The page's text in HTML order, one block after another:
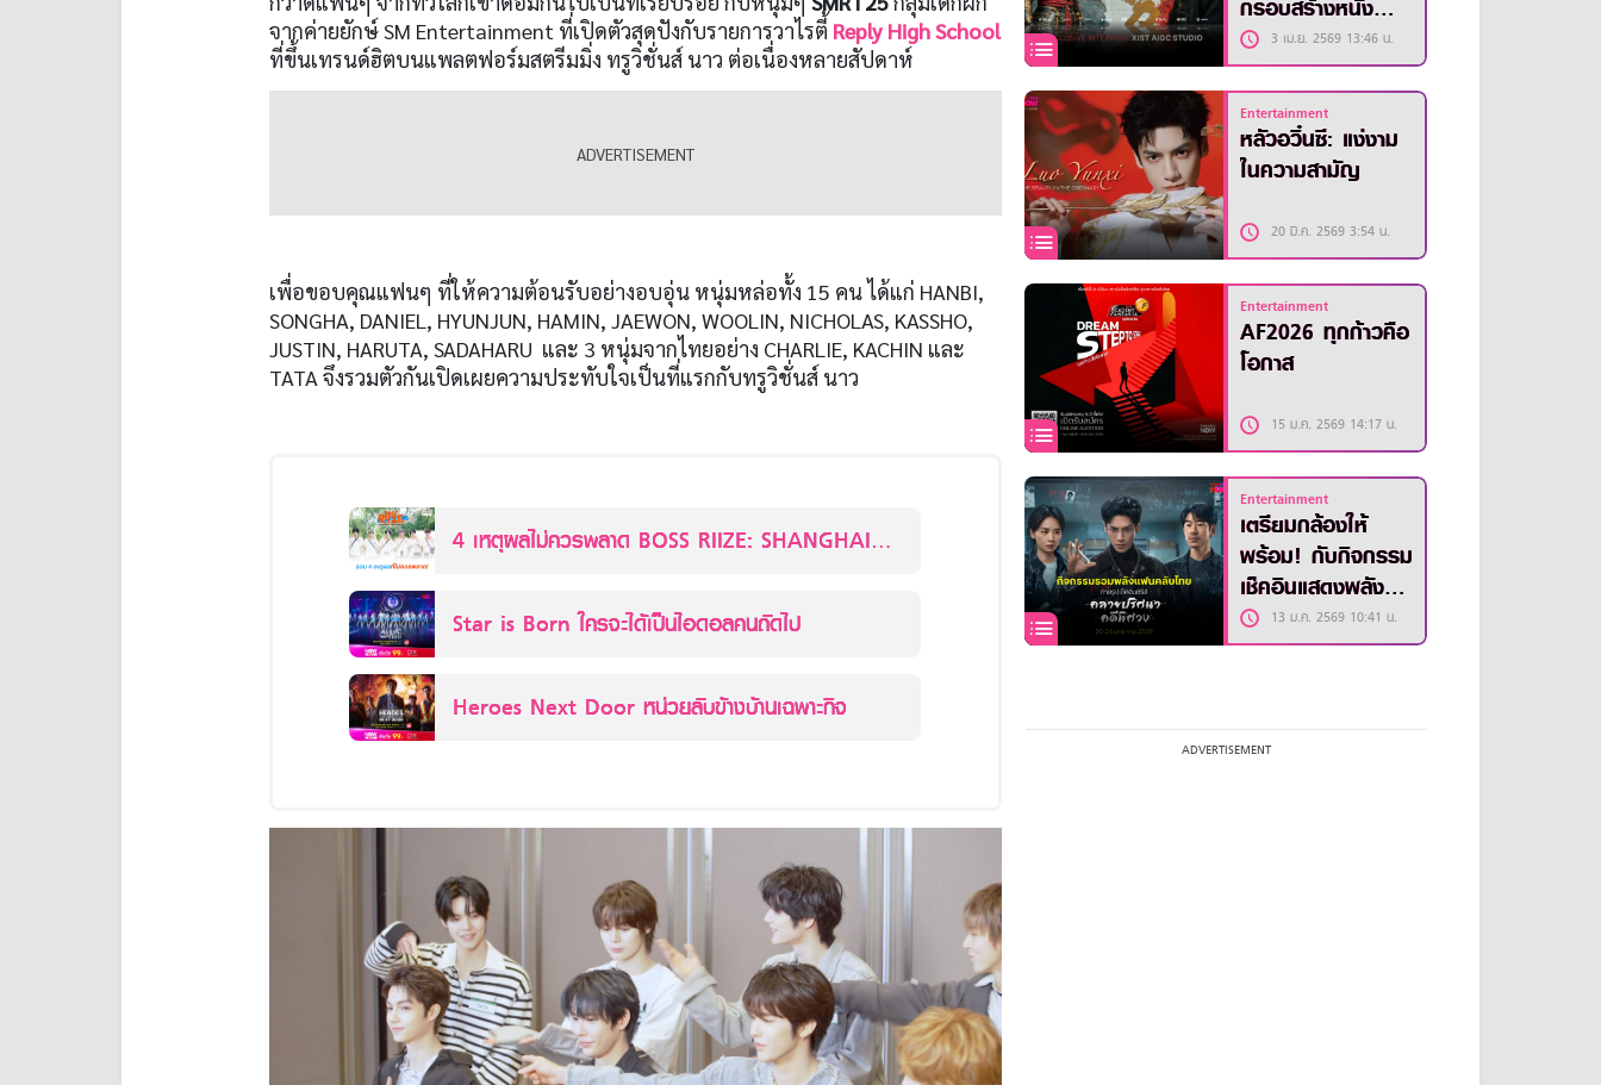
จากค่ายยักษ์ SM Entertainment ที่เปิดตัวสุดปังกับรายการวาไรตี้ Reply High School
ที่ขึ้นเทรนด์ฮิตบนแพลตฟอร์มสตรีมมิ่ง ทรูวิชั่นส์ นาว ต่อเนื่องหลายสัปดาห์
เพื่อขอบคุณแฟนๆ ที่ให้ความต้อนรับอย่างอบอุ่น หนุ่มหล่อทั้ง 15 คน ได้แก่ HANBI,
SONGHA, DANIEL, HYUNJUN, HAMIN, JAEWON, WOOLIN, NICHOLAS, KASSHO,
JUSTIN, HARUTA, SADAHARU และ 3 หนุ่มจากไทยอย่าง CHARLIE, KACHIN และ
TATA จึงรวมตัวกันเปิดเผยความประทับใจเป็นที่แรกกับทรูวิชั่นส์ นาว
4 เหตุผลไม่ควรพลาด BOSS RIIZE: SHANGHAI
Star is Born ใครจะได้เป็นไอดอลคนถัดไป
Heroes Next Door หน่วยลับข้างบ้านเฉพาะกิจ
กรอบสร้างหนัง
ด้วยขุมพลังของ AI
3 เม.ย. 2569 13:46 น.
Entertainment
หลัวอวิ๋นซี: แง่งาม
ในความสามัญ
20 มี.ค. 2569 3:54 น.
Entertainment
AF2026 ทุกก้าวคือ
โอกาส
15 ม.ค. 2569 14:17 น.
Entertainment
เตรียมกล้องให้
พร้อม! กับกิจกรรม
เช็คอินแสดงพลัง ซี
รีส์ “The Truth
Within”
13 ม.ค. 2569 10:41 น.